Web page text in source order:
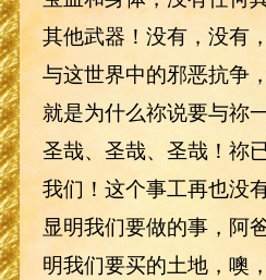
其他武器！没有，没有
与这世界中的邪恶抗争
就是为什么祢说要与祢
圣哉、圣哉、圣哉！祢
我们！这个事工再也没
显明我们要做的事，阿
明我们要买的土地，噢